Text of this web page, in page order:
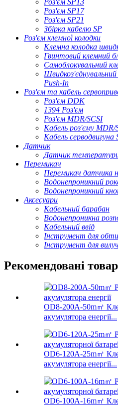
Роз'єм SP17
Роз'єм SP21
Збірка кабелю SP
Роз'єм клемної колодки
Клемна колодка
Гвинтовий клемний
Самоблокувальний
Push-In
Роз'єм та кабель
Роз'єм DDK
1394 Роз'єм
Роз'єм MDR/SCSI
Кабель роз'єму MDR/
Кабель серводвигуна
Датчик
Датчик
Перемикач
Перемикач датчика
Водонепроникний
Водонепроникний
Аксесуари
Кабельний барабан
Водонепроникна
Кабельний ввід
Інструмент для
Інструмент для
Рекомендовані
OD8-200A-50m㎡
акумулятора енергії...
OD6-120A-25m㎡
акумулятора енергії...
OD6-100A-16m㎡